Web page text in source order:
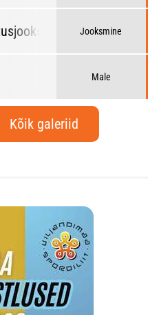
Jooksmine
Male
Kõik galeriid